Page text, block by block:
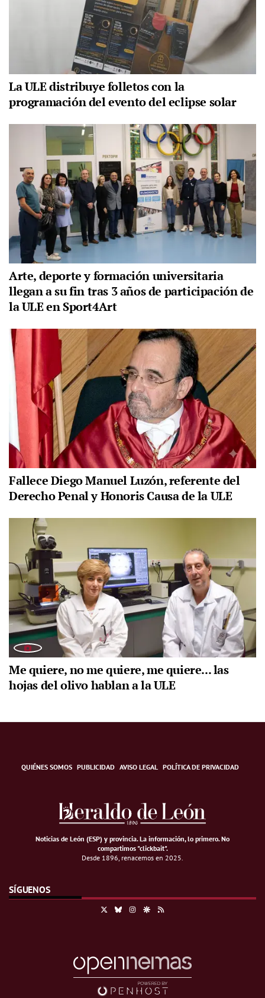
La ULE distribuye folletos con la
programación del evento del eclipse solar
Arte, deporte y formación universitaria
llegan a su fin tras 3 años de participación de
la ULE en Sport4Art
Fallece Diego Manuel Luzón, referente del
Derecho Penal y Honoris Causa de la ULE
Me quiere, no me quiere, me quiere... las
hojas del olivo hablan a la ULE
QUIÉNES SOMOS PUBLICIDAD AVISO LEGAL POLÍTICA DE PRIVACIDAD
Noticias de León (ESP) y provincia. La información, lo primero.No
compartimos "clickbait".
Desde 1896, renacemos en 2025.
SÍGUENOS
BlueskyInstagramGoogle Discover